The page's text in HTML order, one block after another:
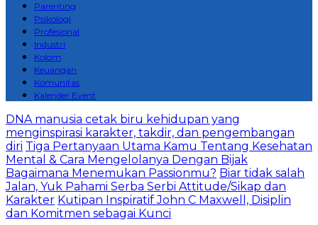
Parenting
Psikologi
Profesional
Industri
Kolom
Keuangan
Komunitas
Kalender Event
DNA manusia cetak biru kehidupan yang
menginspirasi karakter, takdir, dan pengembangan
diri Tiga Pertanyaan Utama Kamu Tentang Kesehatan
Mental & Cara Mengelolanya Dengan Bijak
Bagaimana Menemukan Passionmu? Biar tidak salah
Jalan, Yuk Pahami Serba Serbi Attitude/Sikap dan
Karakter Kutipan Inspiratif John C Maxwell, Disiplin
dan Komitmen sebagai Kunci